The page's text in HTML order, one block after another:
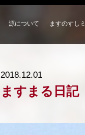
源について ますのすし
2018.12.01
ますまる日記